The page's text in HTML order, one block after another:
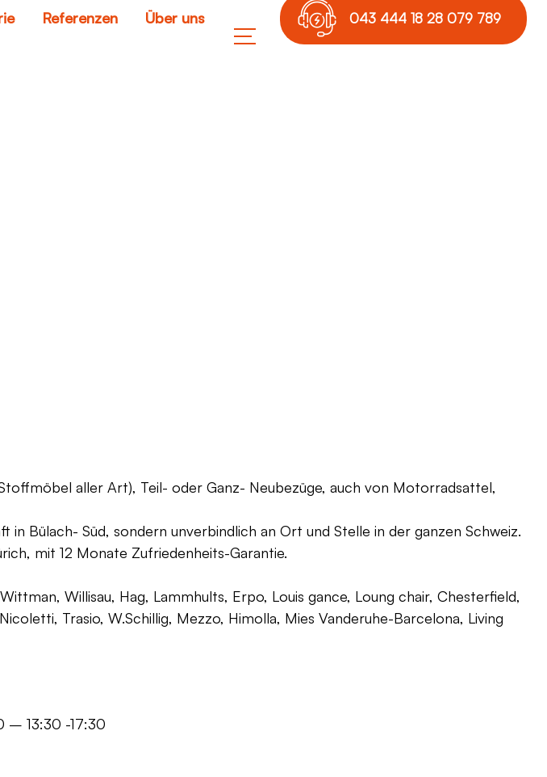
Referenzen Über uns 043 444 18 28 079 789
aller Art), Teil- oder Ganz- Neubezüge, auch von Motorradsattel,
Bülach- Süd, sondern unverbindlich an Ort und Stelle in der ganzen Schweiz.
mit 12 Monate Zufriedenheits-Garantie.
Willisau, Hag, Lammhults, Erpo, Louis gance, Loung chair, Chesterfield,
Trasio, W.Schillig, Mezzo, Himolla, Mies Vanderuhe-Barcelona, Living
-17:30